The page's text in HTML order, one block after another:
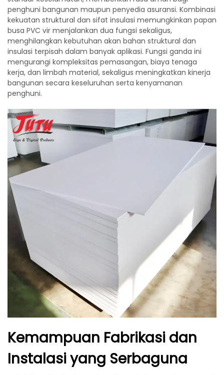
penghuni bangunan maupun penyedia asuransi. Kombinasi
kekuatan struktural dan sifat insulasi memungkinkan papan
busa PVC vir menjalankan dua fungsi sekaligus,
menghilangkan kebutuhan akan bahan struktural dan
insulasi terpisah dalam banyak aplikasi. Fungsi ganda ini
mengurangi kompleksitas pemasangan, biaya tenaga
kerja, dan limbah material, sekaligus meningkatkan kinerja
bangunan secara keseluruhan serta kenyamanan
penghuni.
Kemampuan Fabrikasi dan
Instalasi yang Serbaguna